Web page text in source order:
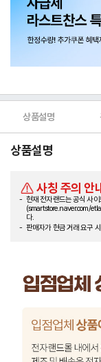
상품설명
상품설명
사칭 주의 안
현재 전자랜드는 공식 사
(smartstore.naver.com/
다.
판매자가 현금 거래 요구